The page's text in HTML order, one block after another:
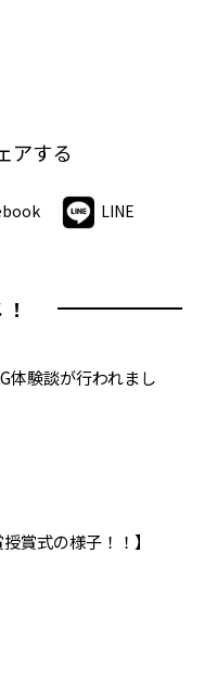
アする
LINE
体験談が行われまし
授賞式の様子！！】